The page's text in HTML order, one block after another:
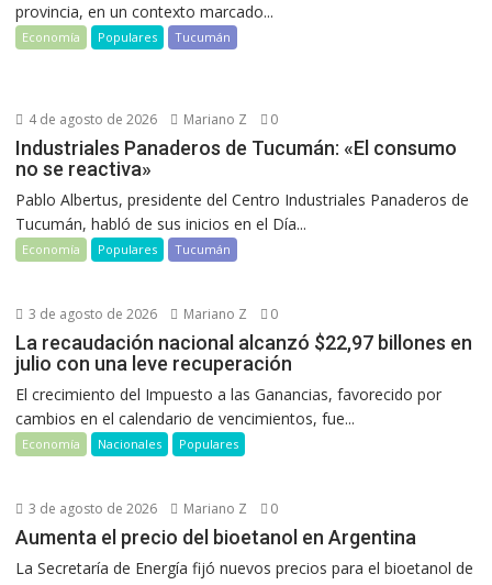
provincia, en un contexto marcado...
Economía Populares Tucumán
4 de agosto de 2026 Mariano Z 0
Industriales Panaderos de Tucumán: «El consumo
no se reactiva»
Pablo Albertus, presidente del Centro Industriales Panaderos de
Tucumán, habló de sus inicios en el Día...
Economía Populares Tucumán
3 de agosto de 2026 Mariano Z 0
La recaudación nacional alcanzó $22,97 billones en
julio con una leve recuperación
El crecimiento del Impuesto a las Ganancias, favorecido por
cambios en el calendario de vencimientos, fue...
Economía Nacionales Populares
3 de agosto de 2026 Mariano Z 0
Aumenta el precio del bioetanol en Argentina
La Secretaría de Energía fijó nuevos precios para el bioetanol de